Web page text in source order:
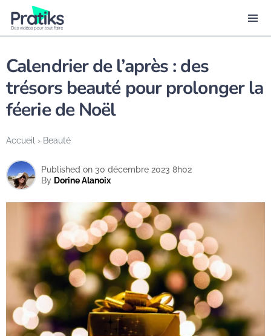
Accueil › Beauté
Calendrier de l’après : des
trésors beauté pour prolonger la
féerie de Noël
By Dorine Alanoix
Published on 30 décembre 2023 8h02